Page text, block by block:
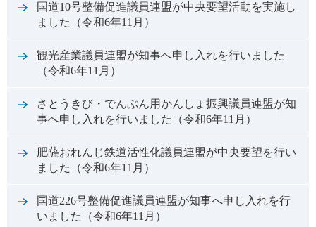
国道10号整備促進議員連盟が中央要望活動を実施し
ました（令和6年11月）
観光産業議員連盟が知事へ申し入れを行いました
（令和6年11月）
さとうきび・でんぷん用かんしょ振興議員連盟が知
事へ申し入れを行いました（令和6年11月）
肥薩おれんじ鉄道活性化議員連盟が中央要望を行い
ました（令和6年11月）
国道226号整備促進議員連盟が知事へ申し入れを行
いました（令和6年11月）